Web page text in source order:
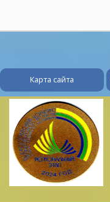
Карта сайта